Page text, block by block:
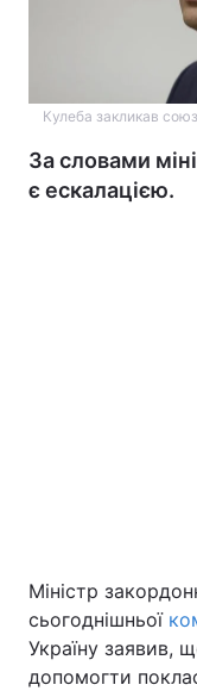
Головна
Україна
Кулеба закликав
За словами
є ескалацією.
Міністр
сьогоднішньої
Україну заявив,
допомогти